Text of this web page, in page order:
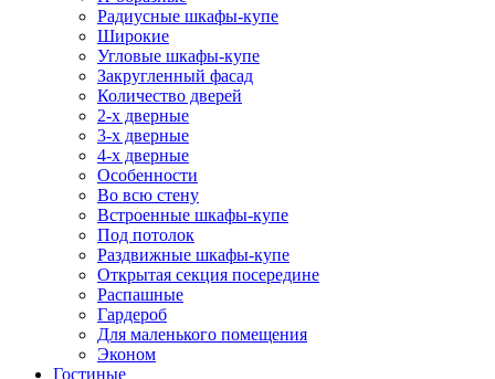
Радиусные шкафы-купе
Широкие
Угловые шкафы-купе
Закругленный фасад
Количество дверей
2-х дверные
3-х дверные
4-х дверные
Особенности
Во всю стену
Встроенные шкафы-купе
Под потолок
Раздвижные шкафы-купе
Открытая секция посередине
Распашные
Гардероб
Для маленького помещения
Эконом
Гостиные